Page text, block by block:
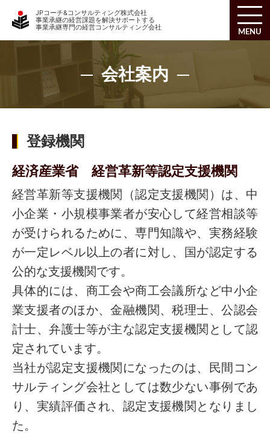
JPコーチ&コンサルティング株式会社
事業承継の経営課題を解決サポートする
事業承継専門の経営コンサルティング会社
MENU
会社案内
登録機関
経済産業省 経営革新等認定支援機関
経営革新等支援機関（認定支援機関）は、中
小企業・小規模事業者が安心して経営相談等
が受けられるために、専門知識や、実務経験
が一定レベル以上の者に対し、国が認定する
公的な支援機関です。
具体的には、商工会や商工会議所など中小企
業支援者のほか、金融機関、税理士、公認会
計士、弁護士等が主な認定支援機関として認
定されています。
当社が認定支援機関になったのは、民間コン
サルティング会社としては数少ない事例であ
り、実績評価され、認定支援機関となりまし
た。